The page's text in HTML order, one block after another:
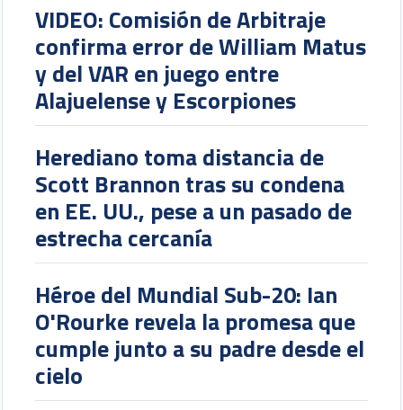
VIDEO: Comisión de Arbitraje
confirma error de William Matus
y del VAR en juego entre
Alajuelense y Escorpiones
Herediano toma distancia de
Scott Brannon tras su condena
en EE. UU., pese a un pasado de
estrecha cercanía
Héroe del Mundial Sub-20: Ian
O'Rourke revela la promesa que
cumple junto a su padre desde el
cielo